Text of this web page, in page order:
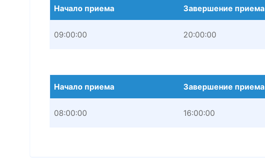
Начало приема Завершение приема
09:00:00 20:00:00
Начало приема Завершение приема
08:00:00 16:00:00